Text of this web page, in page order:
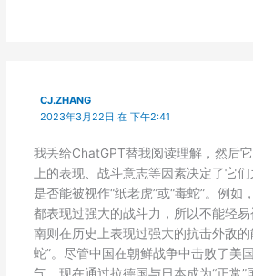
CJ.ZHANG
2023年3月22日 在 下午2:41
我丢给ChatGPT替我阅读理解，然后它
上的表现、战斗意志等因素决定了它
是否能被视作“纸老虎”或“毒蛇”。例如
都表现过强大的战斗力，所以不能轻易
南则在历史上表现过强大的抗击外敌
蛇”。尽管中国在朝鲜战争中击败了美
气，现在通过拉德国与日本成为“正常”